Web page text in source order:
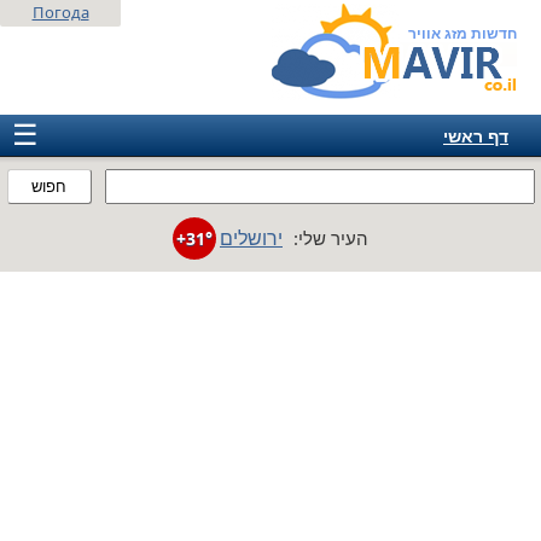
חדשות מזג אוויר
חפוש
Погода
☰
דף ראשי
אמריקה
העיר שלי: ירושלים +31°